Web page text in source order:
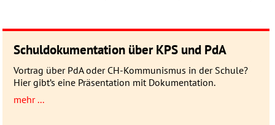
Schuldokumentation über KPS und PdA
Vortrag über PdA oder CH-Kommunismus in der Schule?
Hier gibt’s eine Präsentation mit Dokumentation.
mehr ...